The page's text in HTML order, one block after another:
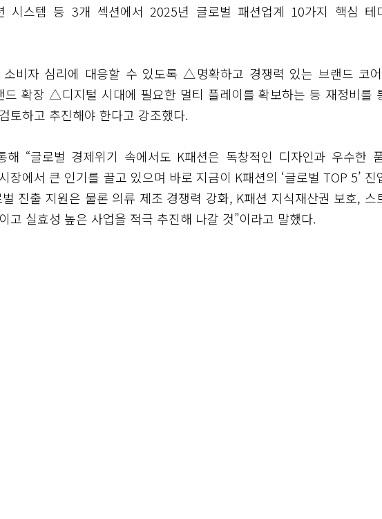
시스템 등 3개 섹션에서 2025년 글로벌 패션업계 10가지 핵심 테
소비자 심리에 대응할 수 있도록 △명확하고 경쟁력 있는 브랜드 코
드 확장 △디지털 시대에 필요한 멀티 플레이를 확보하는 등 재정비를
토하고 추진해야 한다고 강조했다.
해 “글로벌 경제위기 속에서도 K패션은 독창적인 디자인과 우수한
장에서 큰 인기를 끌고 있으며 바로 지금이 K패션의 ‘글로벌 TOP 5’ 진
진출 지원은 물론 의류 제조 경쟁력 강화, K패션 지식재산권 보호, 스
고 실효성 높은 사업을 적극 추진해 나갈 것”이라고 말했다.